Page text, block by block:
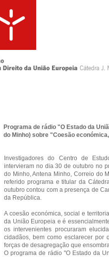
Programa de rádio "O Estado da
do Minho) sobre "Coesão
Investigadores do Centro de
intervieram no dia 30 de outubro no
do Minho, Antena Minho, Correio do
referido programa e titular da
outubro contou com a presença de
da República.
A coesão económica, social e
da União Europeia e é
os intervenientes procuraram
cidadãos, bem como esclarecer por
forças de desagregação que
O programa de rádio "O Estado da